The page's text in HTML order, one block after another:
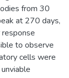
from 30
at 270 days,
to observe
cells were